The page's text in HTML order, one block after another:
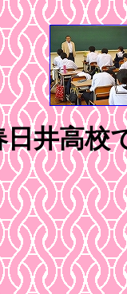
井高校